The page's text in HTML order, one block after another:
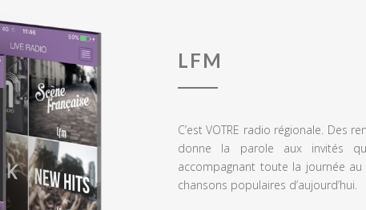
LFM
C’est VOTRE radio régionale. Des
donne la parole aux invités
accompagnant toute la journée
chansons populaires d’aujourd’hui.